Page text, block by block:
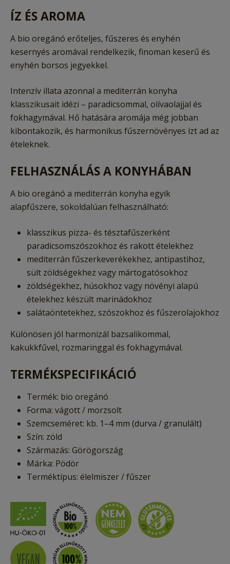
ÍZ ÉS AROMA
A bio oregánó erőteljes, fűszeres és enyhén
kesernyés aromával rendelkezik, finoman keserű és
enyhén borsos jegyekkel.
Intenzív illata azonnal a mediterrán konyha
klasszikusait idézi – paradicsommal, olívaolajjal és
fokhagymával. Hő hatására aromája még jobban
kibontakozik, és harmonikus fűszernövényes ízt ad az
ételeknek.
FELHASZNÁLÁS A KONYHÁBAN
A bio oregánó a mediterrán konyha egyik
alapfűszere, sokoldalúan felhasználható:
klasszikus pizza- és tésztafűszerként
paradicsomszószokhoz és rakott ételekhez
mediterrán fűszerkeverékekhez, antipastihoz,
sült zöldségekhez vagy mártogatósokhoz
zöldségekhez, húsokhoz vagy növényi alapú
ételekhez készült marinádokhoz
salátaöntetekhez, szószokhoz és fűszerolajokhoz
Különösen jól harmonizál bazsalikommal,
kakukkfűvel, rozmaringgal és fokhagymával.
TERMÉKSPECIFIKÁCIÓ
Termék: bio oregánó
Forma: vágott / morzsolt
Szemcseméret: kb. 1–4 mm (durva / granulált)
Szín: zöld
Származás: Görögország
Márka: Pödör
Terméktípus: élelmiszer / fűszer